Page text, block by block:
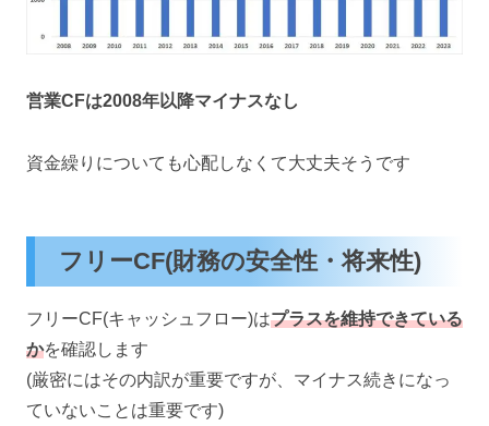
営業CFは2008年以降マイナスなし
資金繰りについても心配しなくて大丈夫そうです
フリーCF(財務の安全性・将来性)
フリーCF(キャッシュフロー)はプラスを維持できている
かを確認します
(厳密にはその内訳が重要ですが、マイナス続きになっ
ていないことは重要です)